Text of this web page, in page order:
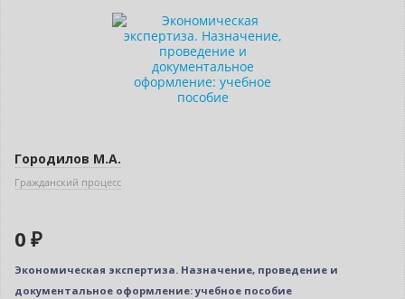
Городилов М.А.
Гражданский процесс
0 ₽
Экономическая экспертиза. Назначение, проведение и
документальное оформление: учебное пособие